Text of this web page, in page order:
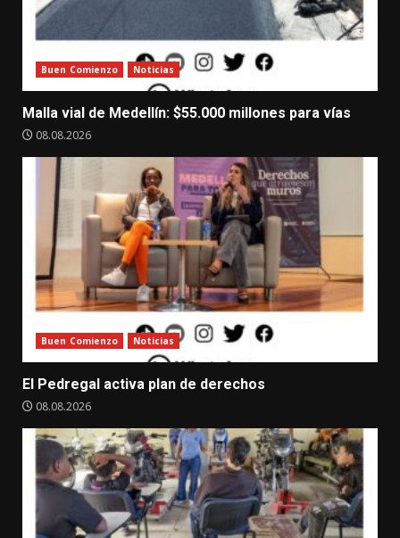
Buen Comienzo Noticias
Malla vial de Medellín: $55.000 millones para vías
08.08.2026
Buen Comienzo Noticias
El Pedregal activa plan de derechos
08.08.2026